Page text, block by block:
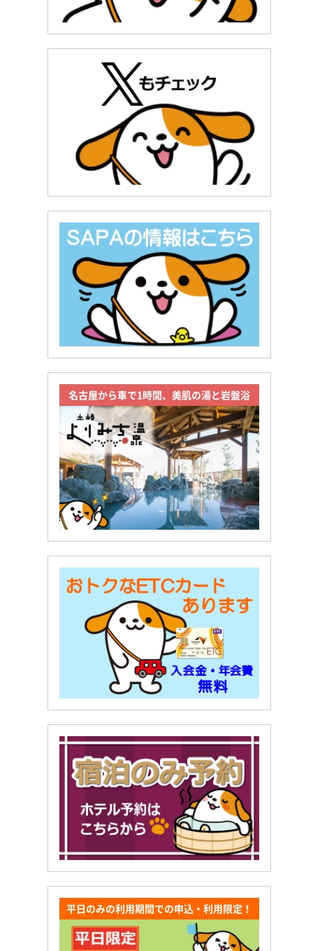
名古屋から車で1時間、美肌の湯と岩盤浴
平日のみの利用期間での申込・利用限定！